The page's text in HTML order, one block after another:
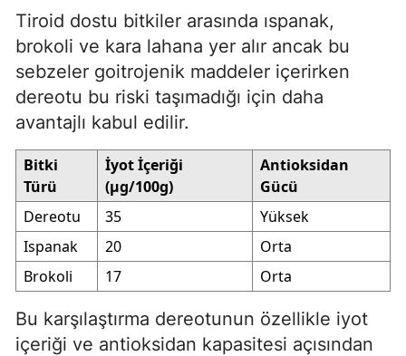
Tiroid dostu bitkiler arasında ıspanak,
brokoli ve kara lahana yer alır ancak bu
sebzeler goitrojenik maddeler içerirken
dereotu bu riski taşımadığı için daha
avantajlı kabul edilir.
Bitki
Türü
İyot İçeriği
(µg/100g)
Antioksidan
Gücü
Dereotu
35
Yüksek
Ispanak
20
Orta
Brokoli
17 Orta
Bu karşılaştırma dereotunun özellikle iyot
içeriği ve antioksidan kapasitesi açısından